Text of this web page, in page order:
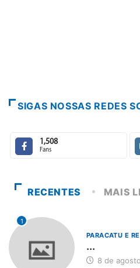
SIGAS NOSSAS REDES
1,508
Fans
RECENTES MAIS
1
PARACATU E
...
8 de